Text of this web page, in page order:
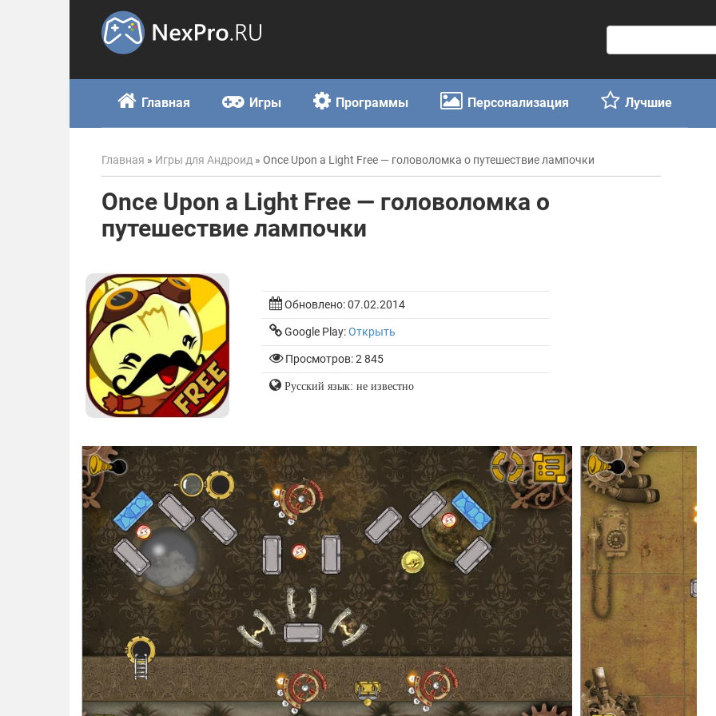
о
с
к
:
Главная Игры Программы Персонализация Лучшие
Главная » Игры для Андроид » Once Upon a Light Free — головоломка о путешествие лампочки
Once Upon a Light Free — головоломка о
путешествие лампочки
Обновлено:07.02.2014
Google Play:Открыть
Просмотров: 2 845
Русский язык: не известно